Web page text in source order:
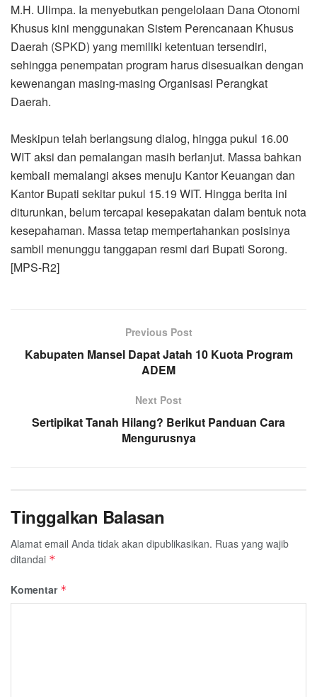
M.H. Ulimpa. Ia menyebutkan pengelolaan Dana Otonomi
Khusus kini menggunakan Sistem Perencanaan Khusus
Daerah (SPKD) yang memiliki ketentuan tersendiri,
sehingga penempatan program harus disesuaikan dengan
kewenangan masing-masing Organisasi Perangkat
Daerah.
Meskipun telah berlangsung dialog, hingga pukul 16.00
WIT aksi dan pemalangan masih berlanjut. Massa bahkan
kembali memalangi akses menuju Kantor Keuangan dan
Kantor Bupati sekitar pukul 15.19 WIT. Hingga berita ini
diturunkan, belum tercapai kesepakatan dalam bentuk nota
kesepahaman. Massa tetap mempertahankan posisinya
sambil menunggu tanggapan resmi dari Bupati Sorong.
[MPS-R2]
Previous Post
Kabupaten Mansel Dapat Jatah 10 Kuota Program
ADEM
Next Post
Sertipikat Tanah Hilang? Berikut Panduan Cara
Mengurusnya
Tinggalkan Balasan
Alamat email Anda tidak akan dipublikasikan. Ruas yang wajib
ditandai *
Komentar *